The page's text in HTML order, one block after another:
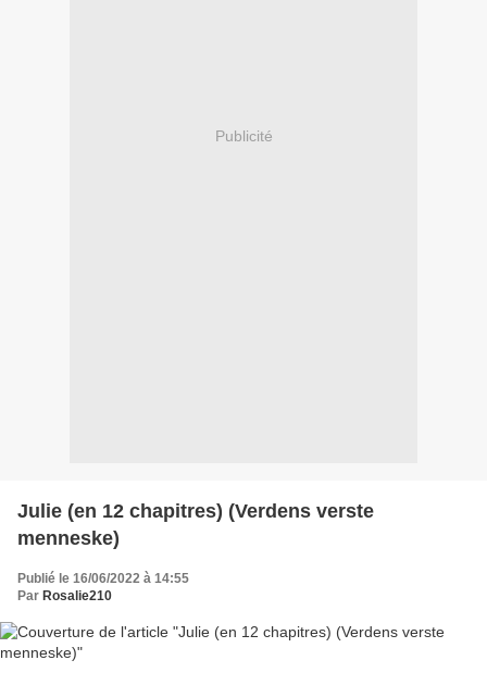
Publicité
Julie (en 12 chapitres) (Verdens verste
menneske)
Publié le 16/06/2022 à 14:55
Par Rosalie210